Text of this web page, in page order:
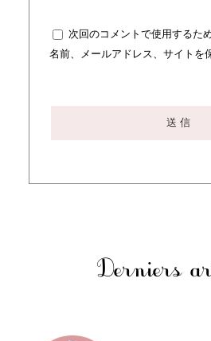
次回のコメントで使用するた
名前、メールアドレス、サイトを
Derniers